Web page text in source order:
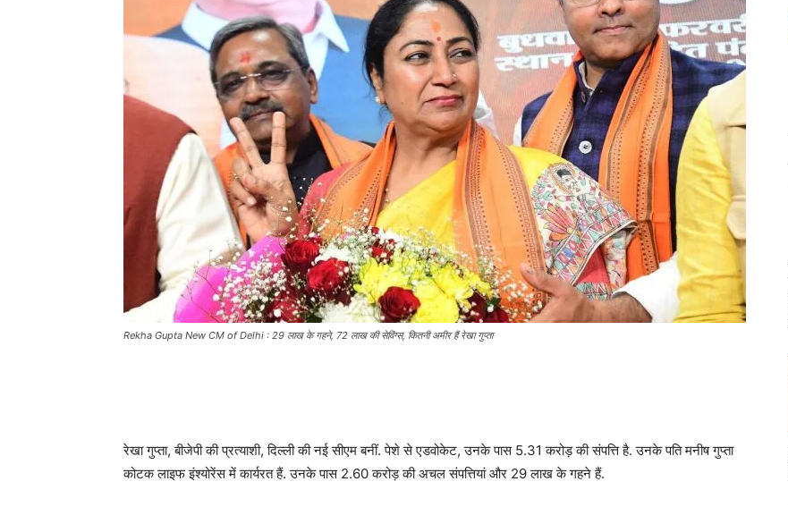
Rekha Gupta New CM of Delhi : 29 लाख के गहने, 72 लाख की सेविंग्स, कितनी अमीर हैं रेखा गुप्ता
रेखा गुप्ता, बीजेपी की प्रत्याशी, दिल्ली की नई सीएम बनीं. पेशे से एडवोकेट, उनके पास 5.31 करोड़ की संपत्ति है. उनके पति मनीष गुप्ता
कोटक लाइफ इंश्योरेंस में कार्यरत हैं. उनके पास 2.60 करोड़ की अचल संपत्तियां और 29 लाख के गहने हैं.